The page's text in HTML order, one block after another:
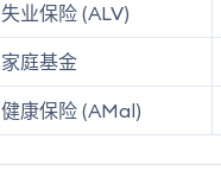
失业保险 (ALV)
家庭基金
健康保险 (AMal)